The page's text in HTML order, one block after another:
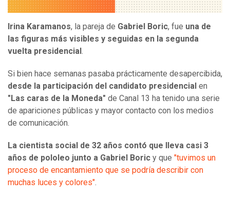
Irina Karamanos, la pareja de Gabriel Boric, fue una de
las figuras más visibles y seguidas en la segunda
vuelta presidencial .
Si bien hace semanas pasaba prácticamente desapercibida,
desde la participación del candidato presidencial en
"Las caras de la Moneda" de Canal 13 ha tenido una serie
de apariciones públicas y mayor contacto con los medios
de comunicación.
La cientista social de 32 años contó que lleva casi 3
años de pololeo junto a Gabriel Boric y que "tuvimos un
proceso de encantamiento que se podría describir con
muchas luces y colores".